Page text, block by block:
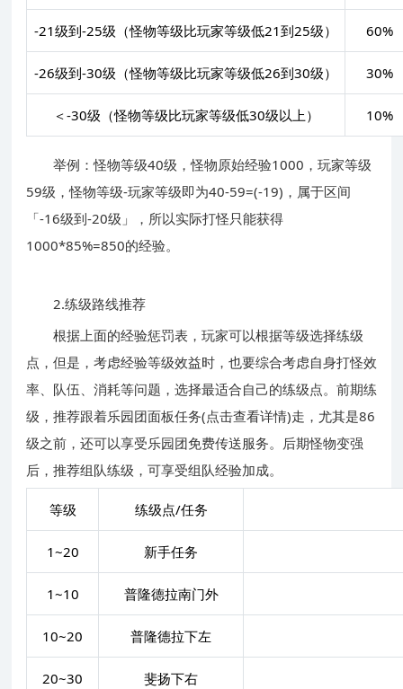
-21级到-25级（怪物等级比玩家等级低21到25级） 60%
-26级到-30级（怪物等级比玩家等级低26到30级） 30%
＜-30级（怪物等级比玩家等级低30级以上） 10%
举例：怪物等级40级，怪物原始经验1000，玩家等级
59级，怪物等级-玩家等级即为40-59=(-19)，属于区间
「-16级到-20级」，所以实际打怪只能获得
1000*85%=850的经验。
2.练级路线推荐
根据上面的经验惩罚表，玩家可以根据等级选择练级
点，但是，考虑经验等级效益时，也要综合考虑自身打怪效
率、队伍、消耗等问题，选择最适合自己的练级点。前期练
级，推荐跟着乐园团面板任务(点击查看详情)走，尤其是86
级之前，还可以享受乐园团免费传送服务。后期怪物变强
后，推荐组队练级，可享受组队经验加成。
等级 练级点/任务
1~20 新手任务
1~10 普隆德拉南门外
10~20 普隆德拉下左
20~30 斐扬下右